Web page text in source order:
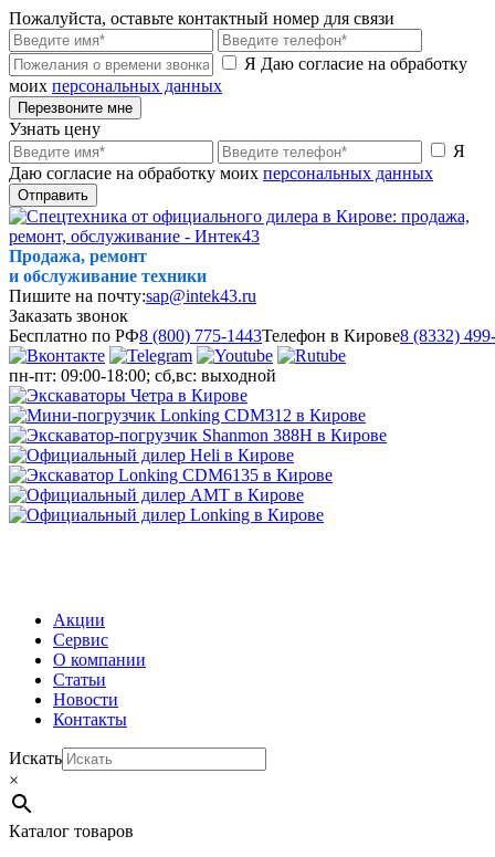
Пожалуйста, оставьте контактный номер для связи
Я Даю согласие на обработку
моих персональных данных
Перезвоните мне
Узнать цену
Я
Даю согласие на обработку моих персональных данных
Отправить
Продажа, ремонт
и обслуживание техники
Пишите на почту:sap@intek43.ru
Заказать звонок
Бесплатно по РФ8 (800) 775-1443Телефон в Кирове8 (8332)
пн-пт: 09:00-18:00; сб,вс: выходной
Акции
Сервис
О компании
Статьи
Новости
Контакты
Искать
×
Каталог товаров